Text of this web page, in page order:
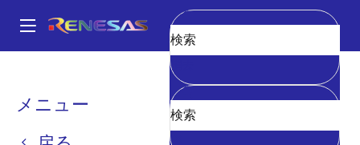
ン
Main
navigation
メニュー
消去
パ
5962-93026
5962-93026
廃止品